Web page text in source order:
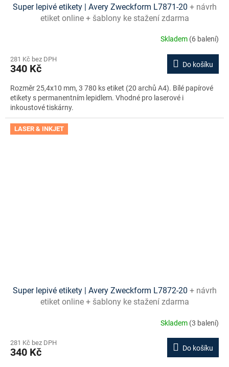
Super lepivé etikety | Avery Zweckform L7871-20 + návrh
etiket online + šablony ke stažení zdarma
Skladem (6 balení)
281 Kč bez DPH
340 Kč Do košíku
Rozměr 25,4x10 mm, 3 780 ks etiket (20 archů A4). Bílé papírové
etikety s permanentním lepidlem. Vhodné pro laserové i
inkoustové tiskárny.
LASER & INKJET
Super lepivé etikety | Avery Zweckform L7872-20 + návrh
etiket online + šablony ke stažení zdarma
Skladem (3 balení)
281 Kč bez DPH
340 Kč Do košíku